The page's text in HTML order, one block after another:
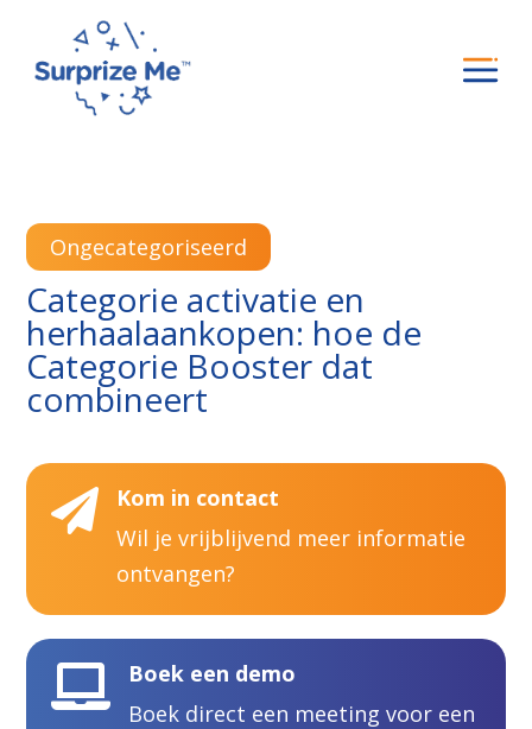
Ongecategoriseerd
Categorie activatie en
herhaalaankopen: hoe de
Categorie Booster dat
combineert

Kom in contact
Wil je vrijblijvend meer informatie
ontvangen?

Boek een demo
Boek direct een meeting voor een